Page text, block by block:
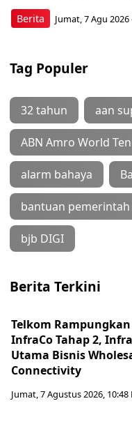
Berita Jumat, 7 Agu 2026
Tag Populer
32 tahun aan
ABN Amro World
alarm bahaya
bantuan pemerintah
bjb DIGI
Berita Terkini
Telkom
InfraCo Tahap 2,
Utama Bisnis
Connectivity
Jumat, 7 Agustus 2026, 10:48